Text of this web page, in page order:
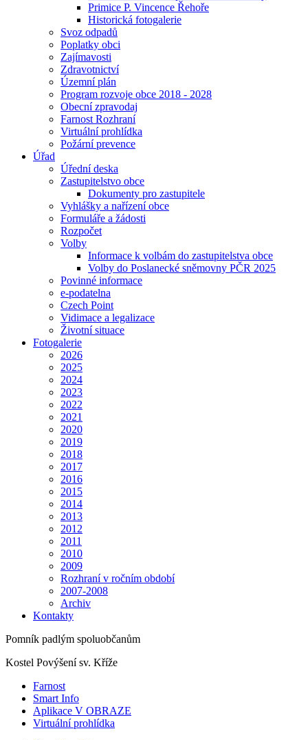
Primice P. Vincence Řehoře
Historická fotogalerie
Svoz odpadů
Poplatky obci
Zajímavosti
Zdravotnictví
Územní plán
Program rozvoje obce 2018 - 2028
Obecní zpravodaj
Farnost Rozhraní
Virtuální prohlídka
Požární prevence
Úřad
Úřední deska
Zastupitelstvo obce
Dokumenty pro zastupitele
Vyhlášky a nařízení obce
Formuláře a žádosti
Rozpočet
Volby
Informace k volbám do zastupitelstva obce
Volby do Poslanecké sněmovny PČR 2025
Povinné informace
e-podatelna
Czech Point
Vidimace a legalizace
Životní situace
Fotogalerie
2026
2025
2024
2023
2022
2021
2020
2019
2018
2017
2016
2015
2014
2013
2012
2011
2010
2009
Rozhraní v ročním období
2007-2008
Archiv
Kontakty
Pomník padlým spoluobčanům
Kostel Povýšení sv. Kříže
Farnost
Smart Info
Aplikace V OBRAZE
Virtuální prohlídka